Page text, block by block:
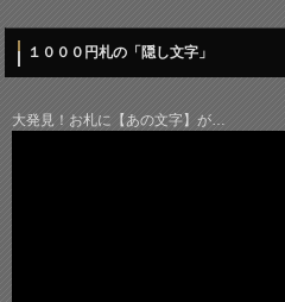
１０００円札の「隠し文字」
大発見！お札に【あの文字】が…